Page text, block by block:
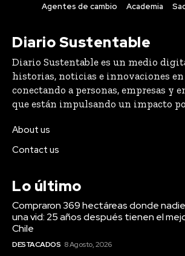
Agentes de cambio
Academia
Diario Sustentable
Diario Sustentable es un medio
historias, noticias e innovaciones
conectando a personas, empresas y
que están impulsando un impacto
About us
Contact us
Lo último
Compraron 369 hectáreas donde
una vid: 25 años después tienen el
Chile
DESTACADOS 8 Agosto, 2026